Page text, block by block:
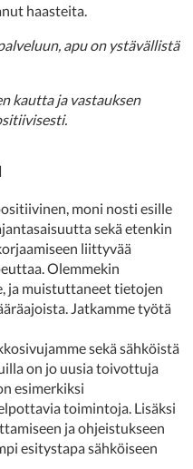
haasteita.
apu on ystävällistä
kautta ja vastauksen
moni nosti esille
sekä etenkin
liittyvää
Olemmekin
ja muistuttaneet tietojen
Jatkamme työtä
sekä sähköistä
on jo uusia toivottuja
esimerkiksi
toimintoja. Lisäksi
ja ohjeistukseen
esitystapa sähköiseen